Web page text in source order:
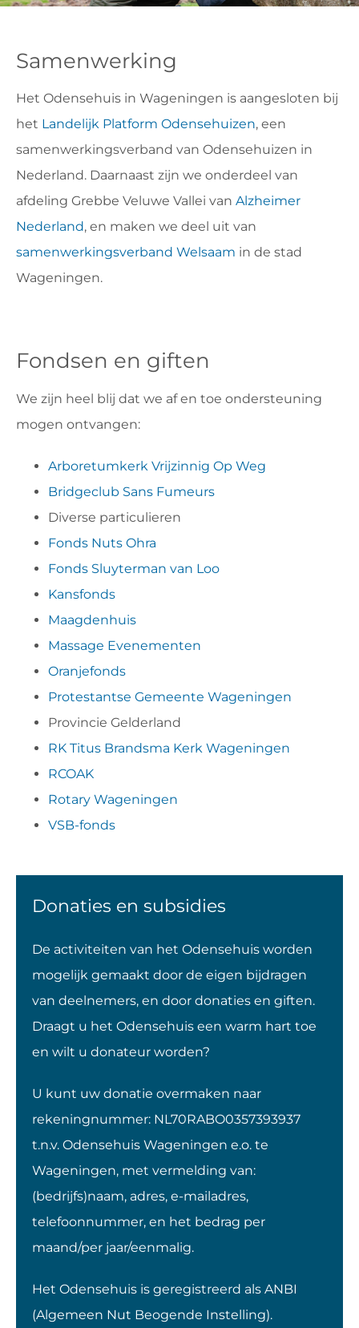
Samenwerking
Het Odensehuis in Wageningen is aangesloten bij
het Landelijk Platform Odensehuizen, een
samenwerkingsverband van Odensehuizen in
Nederland. Daarnaast zijn we onderdeel van
afdeling Grebbe Veluwe Vallei van Alzheimer
Nederland, en maken we deel uit van
samenwerkingsverband Welsaam in de stad
Wageningen.
Fondsen en giften
We zijn heel blij dat we af en toe ondersteuning
mogen ontvangen:
Arboretumkerk Vrijzinnig Op Weg
Bridgeclub Sans Fumeurs
Diverse particulieren
Fonds Nuts Ohra
Fonds Sluyterman van Loo
Kansfonds
Maagdenhuis
Massage Evenementen
Oranjefonds
Protestantse Gemeente Wageningen
Provincie Gelderland
RK Titus Brandsma Kerk Wageningen
RCOAK
Rotary Wageningen
VSB-fonds
Donaties en subsidies
De activiteiten van het Odensehuis worden
mogelijk gemaakt door de eigen bijdragen
van deelnemers, en door donaties en giften.
Draagt u het Odensehuis een warm hart toe
en wilt u donateur worden?
U kunt uw donatie overmaken naar
rekeningnummer: NL70RABO0357393937
t.n.v. Odensehuis Wageningen e.o. te
Wageningen, met vermelding van:
(bedrijfs)naam, adres, e-mailadres,
telefoonnummer, en het bedrag per
maand/per jaar/eenmalig.
Het Odensehuis is geregistreerd als ANBI
(Algemeen Nut Beogende Instelling).